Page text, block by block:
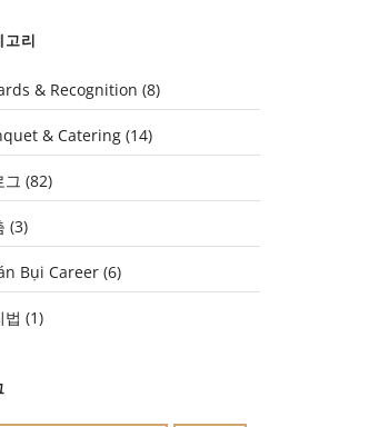
고리
& Recognition (8)
& Catering (14)
그 (82)
(3)
Bụi Career (6)
법 (1)